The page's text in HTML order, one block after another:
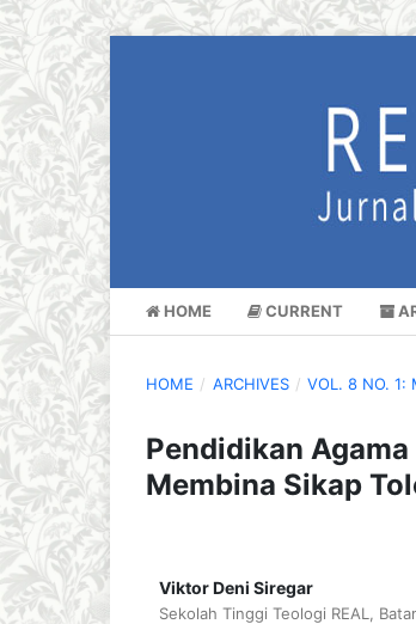
HOME CURRENT
HOME / ARCHIVES / VOL. 8 NO. 1:
Pendidikan
Membina Sikap
Viktor Deni Siregar
Sekolah Tinggi Teologi REAL,